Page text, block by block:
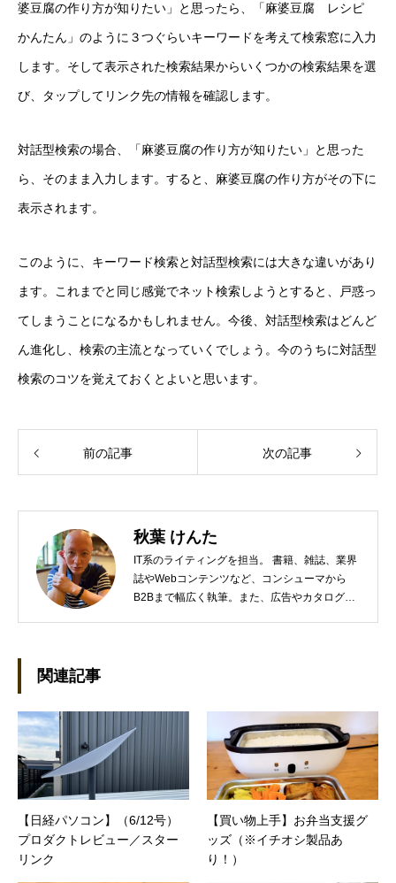
婆豆腐の作り方が知りたい」と思ったら、「麻婆豆腐 レシピ
かんたん」のように３つぐらいキーワードを考えて検索窓に入力
します。そして表示された検索結果からいくつかの検索結果を選
び、タップしてリンク先の情報を確認します。
対話型検索の場合、「麻婆豆腐の作り方が知りたい」と思った
ら、そのまま入力します。すると、麻婆豆腐の作り方がその下に
表示されます。
このように、キーワード検索と対話型検索には大きな違いがあり
ます。これまでと同じ感覚でネット検索しようとすると、戸惑っ
てしまうことになるかもしれません。今後、対話型検索はどんど
ん進化し、検索の主流となっていくでしょう。今のうちに対話型
検索のコツを覚えておくとよいと思います。
前の記事 次の記事
秋葉 けんた
IT系のライティングを担当。 書籍、雑誌、業界
誌やWebコンテンツなど、コンシューマから
B2Bまで幅広く執筆。また、広告やカタログ、
ージ（SAN/NAS/LTO/SASなど）、セキュリテ
ィ（BIOS/UTM/情報漏えい対策/デザスタリカバ
リ/内部統制・コンプライアンス/ネットワーク
セキュリティ/メールセキュリティなど）、ネッ
トワーク（KVMスイッチ/グループウェア/サー
バ/資産管理/シンクライアント/ホスティングな
ど）、その他（.NET/BI/カタログ/各種戦略/導入
事例/パートナー取材など）…ほか、多数執筆。
●連絡先 メール：kenta@office-mica.com
関連記事
【日経パソコン】（6/12号）
プロダクトレビュー／スター
リンク
【買い物上手】お弁当支援グ
ッズ（※イチオシ製品あ
り！）